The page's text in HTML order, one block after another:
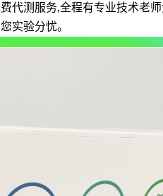
代测服务,全程有专业技术老
实验分忧。